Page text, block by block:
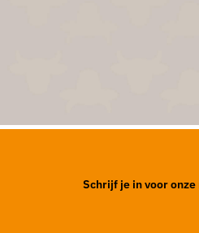
Schrijf je in voor